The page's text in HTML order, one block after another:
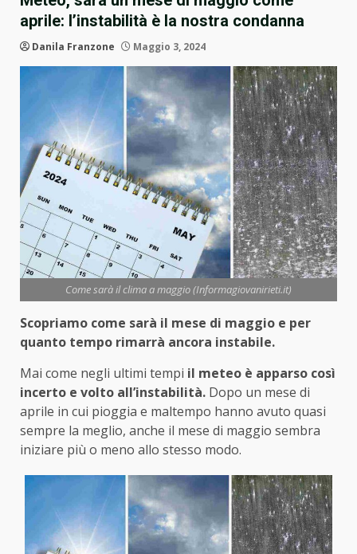
aprile: l’instabilità è la nostra condanna
Danila Franzone Maggio 3, 2024
Come sarà il clima a maggio (Informagiovanirieti.it)
Scopriamo come sarà il mese di maggio e per
quanto tempo rimarrà ancora instabile.
Mai come negli ultimi tempi il meteo è apparso così
incerto e volto all’instabilità. Dopo un mese di
aprile in cui pioggia e maltempo hanno avuto quasi
sempre la meglio, anche il mese di maggio sembra
iniziare più o meno allo stesso modo.